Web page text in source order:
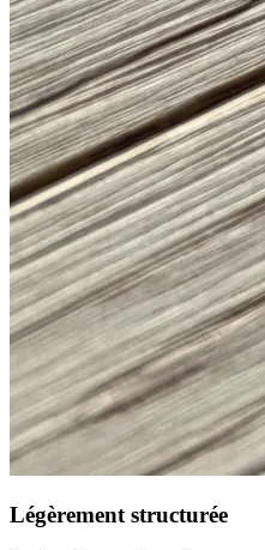
Légèrement structurée